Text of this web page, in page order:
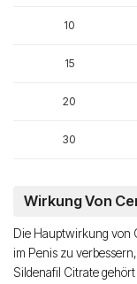
10
15
20
30
Wirkung Von
Die Hauptwirkung von
im Penis zu
Sildenafil Citrate